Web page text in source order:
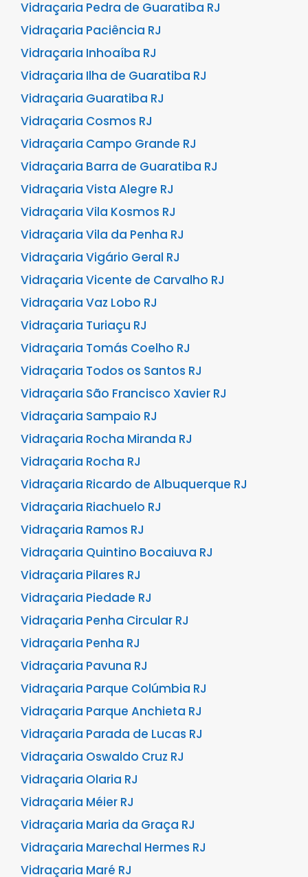
Vidraçaria Pedra de Guaratiba RJ
Vidraçaria Paciência RJ
Vidraçaria Inhoaíba RJ
Vidraçaria Ilha de Guaratiba RJ
Vidraçaria Guaratiba RJ
Vidraçaria Cosmos RJ
Vidraçaria Campo Grande RJ
Vidraçaria Barra de Guaratiba RJ
Vidraçaria Vista Alegre RJ
Vidraçaria Vila Kosmos RJ
Vidraçaria Vila da Penha RJ
Vidraçaria Vigário Geral RJ
Vidraçaria Vicente de Carvalho RJ
Vidraçaria Vaz Lobo RJ
Vidraçaria Turiaçu RJ
Vidraçaria Tomás Coelho RJ
Vidraçaria Todos os Santos RJ
Vidraçaria São Francisco Xavier RJ
Vidraçaria Sampaio RJ
Vidraçaria Rocha Miranda RJ
Vidraçaria Rocha RJ
Vidraçaria Ricardo de Albuquerque RJ
Vidraçaria Riachuelo RJ
Vidraçaria Ramos RJ
Vidraçaria Quintino Bocaiuva RJ
Vidraçaria Pilares RJ
Vidraçaria Piedade RJ
Vidraçaria Penha Circular RJ
Vidraçaria Penha RJ
Vidraçaria Pavuna RJ
Vidraçaria Parque Colúmbia RJ
Vidraçaria Parque Anchieta RJ
Vidraçaria Parada de Lucas RJ
Vidraçaria Oswaldo Cruz RJ
Vidraçaria Olaria RJ
Vidraçaria Méier RJ
Vidraçaria Maria da Graça RJ
Vidraçaria Marechal Hermes RJ
Vidraçaria Maré RJ